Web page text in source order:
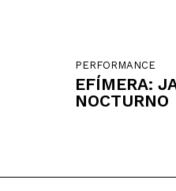
PERFORMANCE
EFÍMERA:
NOCTURNO